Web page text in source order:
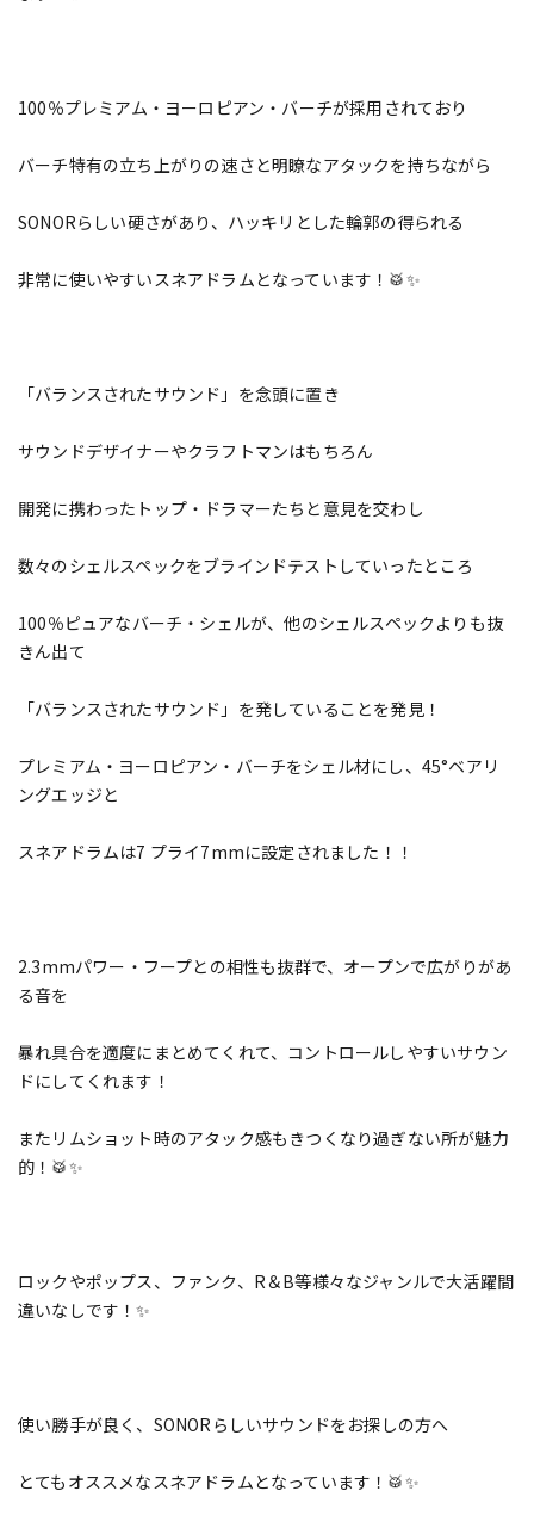
100％プレミアム・ヨーロピアン・バーチが採用されており
バーチ特有の立ち上がりの速さと明瞭なアタックを持ちながら
SONORらしい硬さがあり、ハッキリとした輪郭の得られる
非常に使いやすいスネアドラムとなっています！🥁✨
「バランスされたサウンド」を念頭に置き
サウンドデザイナーやクラフトマンはもちろん
開発に携わったトップ・ドラマーたちと意見を交わし
数々のシェルスペックをブラインドテストしていったところ
100％ピュアなバーチ・シェルが、他のシェルスペックよりも抜
きん出て
「バランスされたサウンド」を発していることを発見！
プレミアム・ヨーロピアン・バーチをシェル材にし、45°ベアリ
ングエッジと
スネアドラムは7 プライ7mmに設定されました！！
2.3mmパワー・フープとの相性も抜群で、オープンで広がりがあ
る音を
暴れ具合を適度にまとめてくれて、コントロールしやすいサウン
ドにしてくれます！
またリムショット時のアタック感もきつくなり過ぎない所が魅力
的！🥁✨
ロックやポップス、ファンク、R＆B等様々なジャンルで大活躍間
違いなしです！✨
使い勝手が良く、SONORらしいサウンドをお探しの方へ
とてもオススメなスネアドラムとなっています！🥁✨